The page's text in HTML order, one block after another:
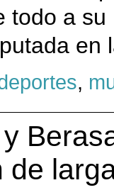
todo a
en
,
de